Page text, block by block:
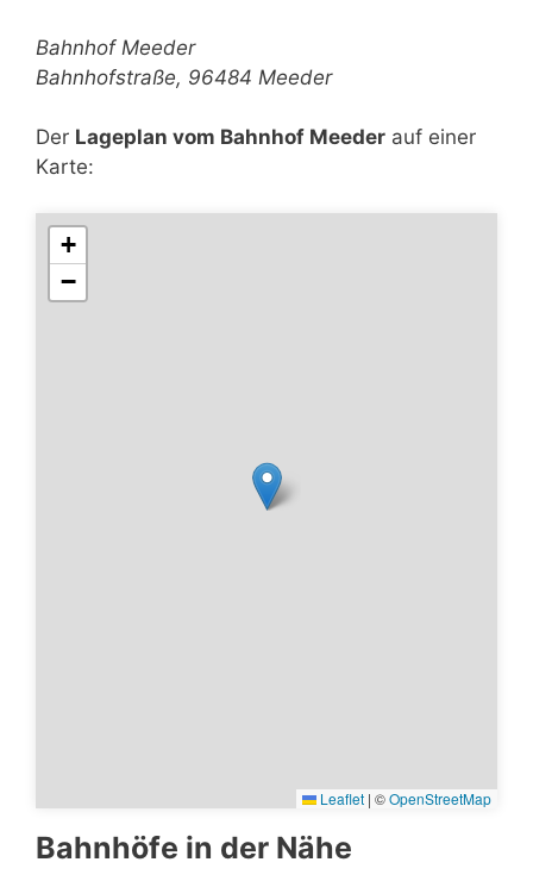
Bahnhof Meeder
Bahnhofstraße, 96484 Meeder
Der Lageplan vom Bahnhof Meeder auf einer
Karte:
+
−
Leaflet | ©OpenStreetMap
Bahnhöfe in der Nähe